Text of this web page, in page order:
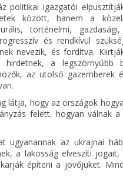
politikai igazgatói
között, hanem a
történelmi,
és rendkívül
nevezik, és fordítva.
hirdetnek, a legszörnyűbb
az utolsó gazemberek
látja, hogy az országok
felett, hogyan válnak
ugyanannak az ukrajnai
a lakosság elveszíti
építeni a jövőjüket.